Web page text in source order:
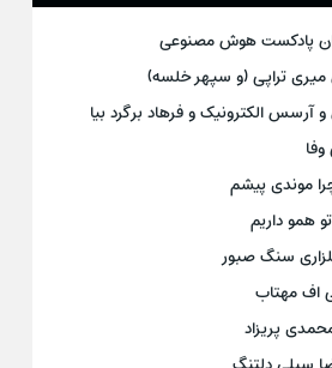
پادکست هوش مصنوعی
تراپی (و سپهر خلسه)
الکترونیک و فرهاد برگرد بیا
موندی پیشم
همو داریم
سنگ صبور
اف مهتاب
پریزاد